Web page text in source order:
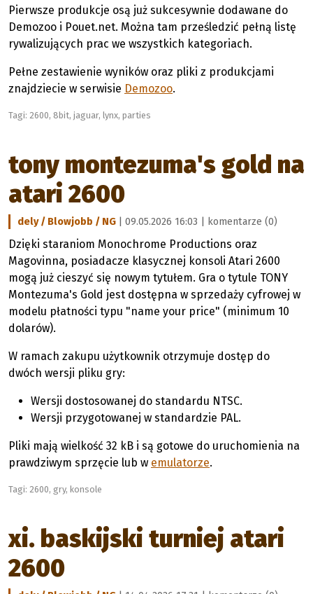
Pierwsze produkcje osą już sukcesywnie dodawane do
Demozoo i Pouet.net. Można tam prześledzić pełną listę
rywalizujących prac we wszystkich kategoriach.
Pełne zestawienie wyników oraz pliki z produkcjami
znajdziecie w serwisie Demozoo.
Tagi: 2600, 8bit, jaguar, lynx, parties
tony montezuma's gold na
atari 2600
dely / Blowjobb / NG | 09.05.2026 16:03 | komentarze (0)
Dzięki staraniom Monochrome Productions oraz
Magovinna, posiadacze klasycznej konsoli Atari 2600
mogą już cieszyć się nowym tytułem. Gra o tytule TONY
Montezuma's Gold jest dostępna w sprzedaży cyfrowej w
modelu płatności typu "name your price" (minimum 10
dolarów).
W ramach zakupu użytkownik otrzymuje dostęp do
dwóch wersji pliku gry:
Wersji dostosowanej do standardu NTSC.
Wersji przygotowanej w standardzie PAL.
Pliki mają wielkość 32 kB i są gotowe do uruchomienia na
prawdziwym sprzęcie lub w emulatorze.
Tagi: 2600, gry, konsole
xi. baskijski turniej atari
2600